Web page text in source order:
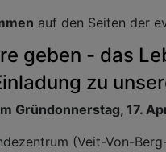
auf den Seiten der
geben - das
zu
Gründonnerstag, 17.
(Veit-Von-